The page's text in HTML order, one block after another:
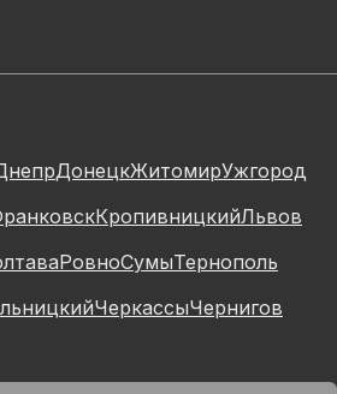
ДонецкЖитомирУжгород
КропивницкийЛьвов
РовноСумыТернополь
ЧеркассыЧернигов